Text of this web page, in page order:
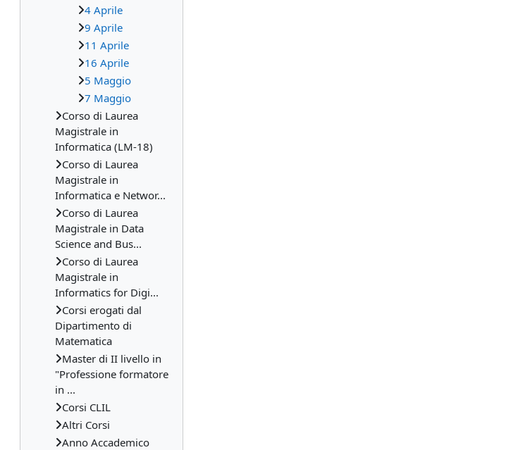
4 Aprile
9 Aprile
11 Aprile
16 Aprile
5 Maggio
7 Maggio
Corso di Laurea
Magistrale in
Informatica (LM-18)
Corso di Laurea
Magistrale in
Informatica e Networ...
Corso di Laurea
Magistrale in Data
Science and Bus...
Corso di Laurea
Magistrale in
Informatics for Digi...
Corsi erogati dal
Dipartimento di
Matematica
Master di II livello in
"Professione formatore
in ...
Corsi CLIL
Altri Corsi
Anno Accademico